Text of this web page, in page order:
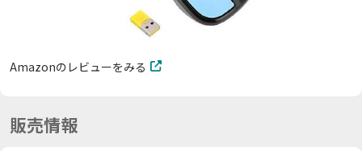
Amazonのレビューをみる
販売情報